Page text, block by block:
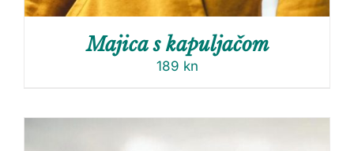
Majica s kapuljačom
189 kn